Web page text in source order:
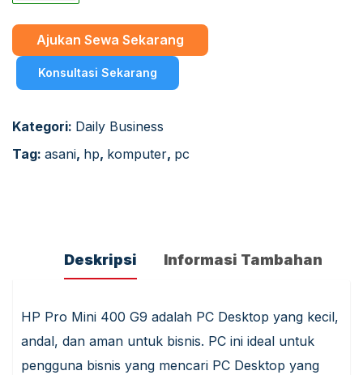
Ajukan Sewa Sekarang
Konsultasi Sekarang
Kategori: Daily Business
Tag: asani, hp, komputer, pc
Deskripsi Informasi Tambahan
HP Pro Mini 400 G9 adalah PC Desktop yang kecil,
andal, dan aman untuk bisnis. PC ini ideal untuk
pengguna bisnis yang mencari PC Desktop yang